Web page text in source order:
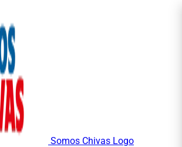
Somos Chivas Logo